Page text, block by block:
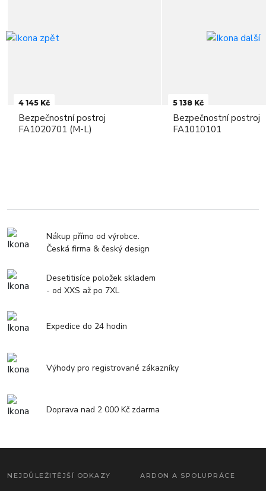
4 145 Kč
Bezpečnostní postroj
FA1020701 (M-L)
5 138 Kč
Bezpečnostní postroj
FA1010101
Nákup přímo od výrobce.
Česká firma & český design
Desetitisíce položek skladem
- od XXS až po 7XL
Expedice do 24 hodin
Výhody pro registrované zákazníky
Doprava nad 2 000 Kč zdarma
NEJDŮLEŽITĚJŠÍ ODKAZY ARDON A SPOLUPRÁCE